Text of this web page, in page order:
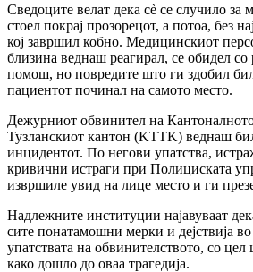
Сведоците велат дека сè се случило
стоел покрај прозорецот, а потоа, без
кој завршил кобно. Медицинскиот
близина веднаш реагирал, се обидел со
помош, но повредите што ги здобил
пациентот починал на самото место.
Дежурниот обвинител на
Тузланскиот кантон (KTTK) веднаш
инцидентот. По негови упатства,
кривични истраги при Полициската
извршиле увид на лице место и ги
Надлежните институции најавуваат
сите понатамошни мерки и дејствија во
упатствата на обвинителството, со цел
како дошло до оваа трагедија.